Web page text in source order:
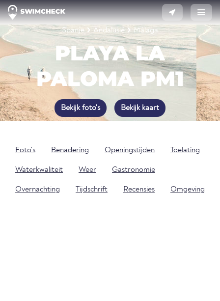
Spanje Andalusië Málaga
PLAYA LA
PALOMA PM1
Bekijk foto's Bekijk kaart
Foto's Benadering Openingstijden Toelating
Waterkwaliteit Weer Gastronomie
Overnachting Tijdschrift Recensies Omgeving